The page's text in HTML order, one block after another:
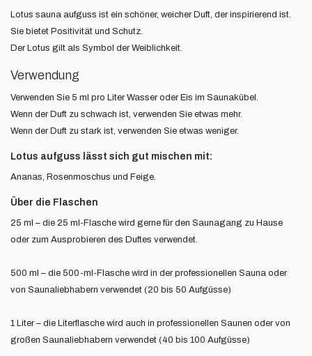
Lotus sauna aufguss ist ein schöner, weicher Duft, der inspirierend ist.
Sie bietet Positivität und Schutz.
Der Lotus gilt als Symbol der Weiblichkeit.
Verwendung
Verwenden Sie 5 ml pro Liter Wasser oder Eis im Saunakübel.
Wenn der Duft zu schwach ist, verwenden Sie etwas mehr.
Wenn der Duft zu stark ist, verwenden Sie etwas weniger.
Lotus aufguss lässt sich gut mischen mit:
Ananas, Rosenmoschus und Feige.
Über die Flaschen
25 ml – die 25 ml-Flasche wird gerne für den Saunagang zu Hause
oder zum Ausprobieren des Duftes verwendet.
500 ml – die 500-ml-Flasche wird in der professionellen Sauna oder
von Saunaliebhabern verwendet (20 bis 50 Aufgüsse)
1 Liter – die Literflasche wird auch in professionellen Saunen oder von
großen Saunaliebhabern verwendet (40 bis 100 Aufgüsse)